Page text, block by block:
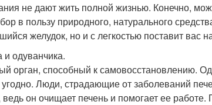
не дают жить полной жизнью. Конечно,
в пользу природного, натурального
желудок, но и с легкостью поставит вас
и одуванчика.
орган, способный к самовосстановлению.
угодно. Люди, страдающие от заболеваний
он очищает печень и помогает ее работе.